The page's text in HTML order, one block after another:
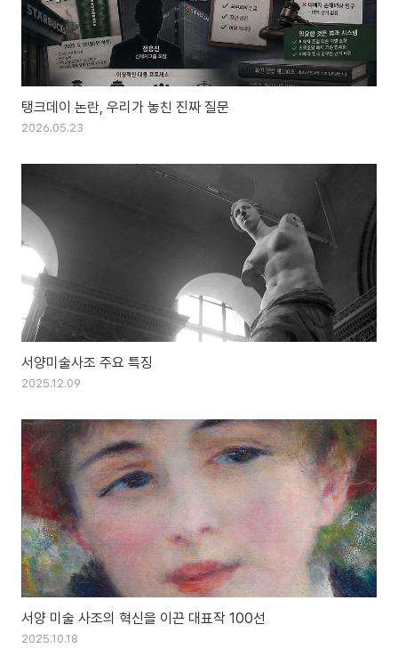
탱크데이 논란, 우리가 놓친 진짜 질문
2026.05.23
서양미술사조 주요 특징
2025.12.09
서양 미술 사조의 혁신을 이끈 대표작 100선
2025.10.18